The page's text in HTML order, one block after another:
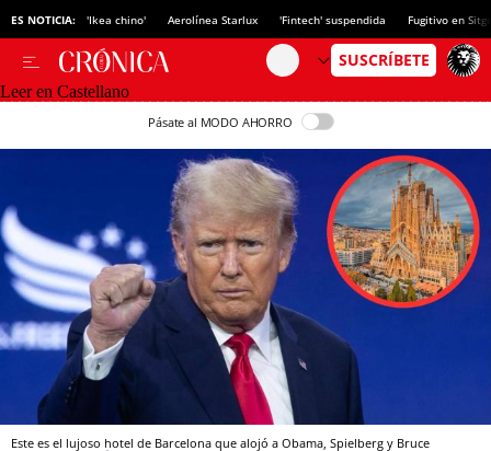
ES NOTICIA: 'Ikea chino' Aerolínea Starlux 'Fintech' suspendida Fugitivo en
Leer en Castellano
Pásate al MODO AHORRO
Este es el lujoso hotel de Barcelona que alojó a Obama, Spielberg y Bruce